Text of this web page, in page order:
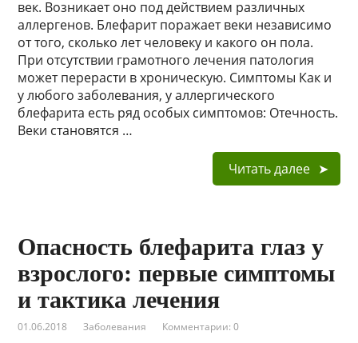
век. Возникает оно под действием различных
аллергенов. Блефарит поражает веки независимо
от того, сколько лет человеку и какого он пола.
При отсутствии грамотного лечения патология
может перерасти в хроническую. Симптомы Как и
у любого заболевания, у аллергического
блефарита есть ряд особых симптомов: Отечность.
Веки становятся …
Читать далее
Опасность блефарита глаз у
взрослого: первые симптомы
и тактика лечения
01.06.2018 Заболевания Комментарии: 0